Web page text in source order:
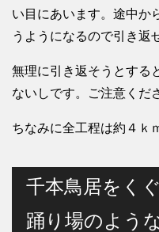
い目にあいます。途中か
うようになるので引き返
無理に引き返そうとする
ないしです。ご注意くだ
ちなみに全工程は約４ｋ
千本鳥居をく
踊り場のよう